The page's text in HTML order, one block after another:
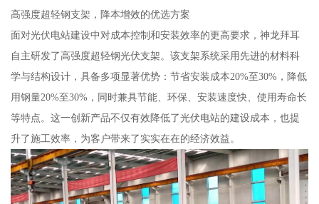
高强度超轻钢支架，降本增效的优选方案
面对光伏电站建设中对成本控制和安装效率的更高要求，神龙拜耳
自主研发了高强度超轻钢光伏支架。该支架系统采用先进的材料科
学与结构设计，具备多项显著优势：节省安装成本20%至30%，降低
用钢量20%至30%，同时兼具节能、环保、安装速度快、使用寿命长
等特点。这一创新产品不仅有效降低了光伏电站的建设成本，也提
升了施工效率，为客户带来了实实在在的经济效益。